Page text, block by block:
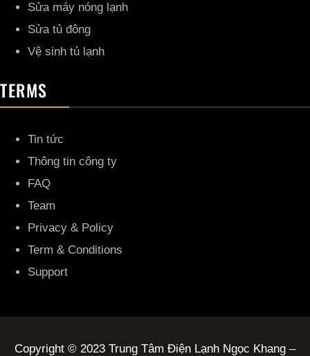
Sửa máy nóng lạnh
Sửa tủ đông
Vệ sinh tủ lạnh
TERMS
Tin tức
Thông tin công ty
FAQ
Team
Privacy & Policy
Term & Conditions
Support
Copyright © 2023 Trung Tâm Điện Lạnh Ngọc Khang –